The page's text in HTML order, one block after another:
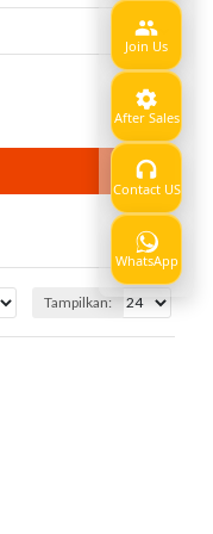
Tampilkan:
Join Us
After Sales
Contact US
WhatsApp